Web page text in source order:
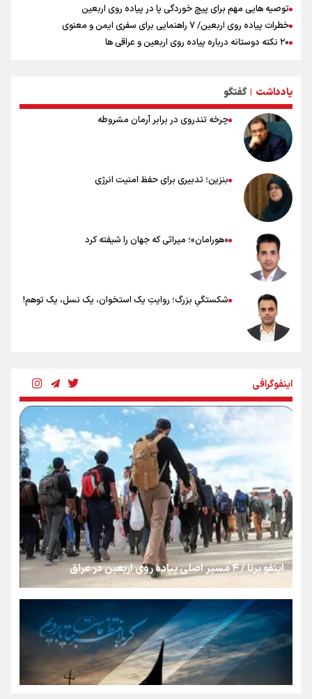
توصیه هایی مهم برای پیچ خوردگی پا در پیاده روی اربعین
خطرات پیاده روی اربعین/ ۷ راهنمایی برای سفری ایمن و معنوی
۲۰ نکته دوستانه درباره پیاده روی اربعین و عراقی ها
توصیه های کاربردی برای زائران در پیاده روی اربعین
یادداشت | گفتگو
چرخه تندروی در برابر آرمان مشروطه
بنزین؛ تدبیری برای حفظ امنیت انرژی
«هورامان»؛ میراثی که جهان را شیفته کرد
شکستگیِ بزرگ؛ روایتِ یک استخوان، یک نسل، یک توهم!
روایت ایران از کنار مردم
از طلوع خیابان‌ها تا غروب اشک
جمله‌ای که بغض چهارماهه را شکست؛ «آهای مردم، آقا از
تهران رفتند»
سه حسرتی که به دلم ماند
مومنِ مقتدرِ مظلوم
اینفوگرافی
اینفو برنا / ۴ مسیر اصلی پیاده روی اربعین در عراق